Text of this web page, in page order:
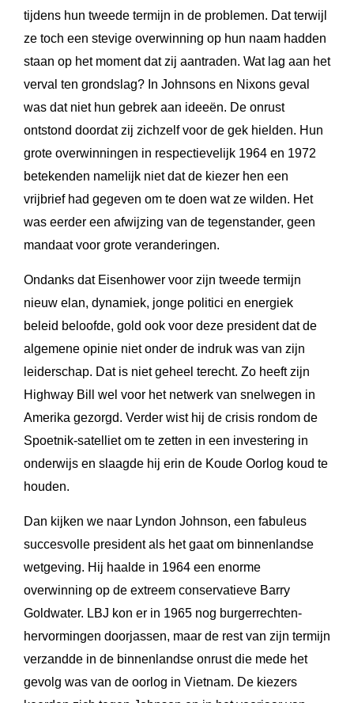
tijdens hun tweede termijn in de problemen. Dat terwijl
ze toch een stevige overwinning op hun naam hadden
staan op het moment dat zij aantraden. Wat lag aan het
verval ten grondslag? In Johnsons en Nixons geval
was dat niet hun gebrek aan ideeën. De onrust
ontstond doordat zij zichzelf voor de gek hielden. Hun
grote overwinningen in respectievelijk 1964 en 1972
betekenden namelijk niet dat de kiezer hen een
vrijbrief had gegeven om te doen wat ze wilden. Het
was eerder een afwijzing van de tegenstander, geen
mandaat voor grote veranderingen.
Ondanks dat Eisenhower voor zijn tweede termijn
nieuw elan, dynamiek, jonge politici en energiek
beleid beloofde, gold ook voor deze president dat de
algemene opinie niet onder de indruk was van zijn
leiderschap. Dat is niet geheel terecht. Zo heeft zijn
Highway Bill wel voor het netwerk van snelwegen in
Amerika gezorgd. Verder wist hij de crisis rondom de
Spoetnik-satelliet om te zetten in een investering in
onderwijs en slaagde hij erin de Koude Oorlog koud te
houden.
Dan kijken we naar Lyndon Johnson, een fabuleus
succesvolle president als het gaat om binnenlandse
wetgeving. Hij haalde in 1964 een enorme
overwinning op de extreem conservatieve Barry
Goldwater. LBJ kon er in 1965 nog burgerrechten-
hervormingen doorjassen, maar de rest van zijn termijn
verzandde in de binnenlandse onrust die mede het
gevolg was van de oorlog in Vietnam. De kiezers